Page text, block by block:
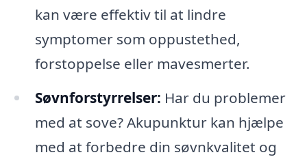
kan være effektiv til at lindre
symptomer som oppustethed,
forstoppelse eller mavesmerter.
Søvnforstyrrelser: Har du problemer
med at sove? Akupunktur kan hjælpe
med at forbedre din søvnkvalitet og